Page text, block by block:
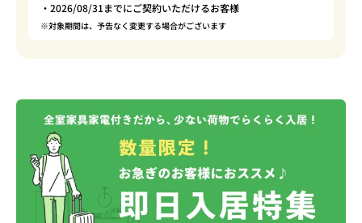
・2026/08/31までにご契約いただけるお客様
※対象期間は、予告なく変更する場合がございます